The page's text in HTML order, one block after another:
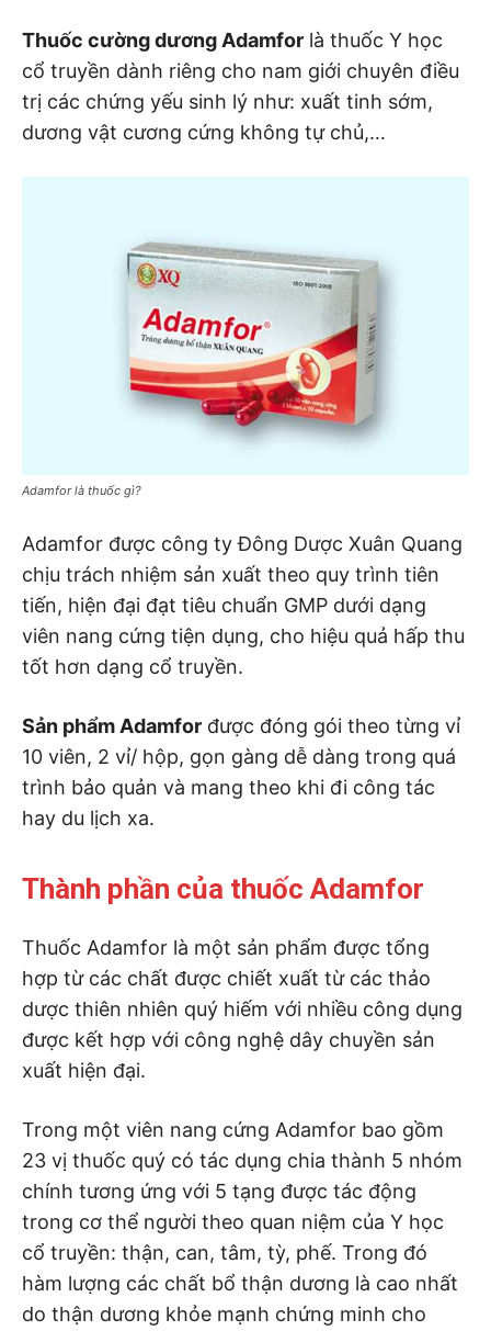
Thuốc cường dương Adamfor là thuốc Y học
cổ truyền dành riêng cho nam giới chuyên điều
trị các chứng yếu sinh lý như: xuất tinh sớm,
dương vật cương cứng không tự chủ,…
Adamfor là thuốc gì?
Adamfor được công ty Đông Dược Xuân Quang
chịu trách nhiệm sản xuất theo quy trình tiên
tiến, hiện đại đạt tiêu chuẩn GMP dưới dạng
viên nang cứng tiện dụng, cho hiệu quả hấp thu
tốt hơn dạng cổ truyền.
Sản phẩm Adamfor được đóng gói theo từng vỉ
10 viên, 2 vỉ/ hộp, gọn gàng dễ dàng trong quá
trình bảo quản và mang theo khi đi công tác
hay du lịch xa.
Thành phần của thuốc Adamfor
Thuốc Adamfor là một sản phẩm được tổng
hợp từ các chất được chiết xuất từ các thảo
dược thiên nhiên quý hiếm với nhiều công dụng
được kết hợp với công nghệ dây chuyền sản
xuất hiện đại.
Trong một viên nang cứng Adamfor bao gồm
23 vị thuốc quý có tác dụng chia thành 5 nhóm
chính tương ứng với 5 tạng được tác động
trong cơ thể người theo quan niệm của Y học
cổ truyền: thận, can, tâm, tỳ, phế. Trong đó
hàm lượng các chất bổ thận dương là cao nhất
do thận dương khỏe mạnh chứng minh cho